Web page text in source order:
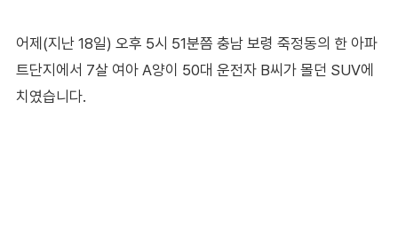
어제(지난 18일) 오후 5시 51분쯤 충남 보령 죽정동의 한 아파
트단지에서 7살 여아 A양이 50대 운전자 B씨가 몰던 SUV에
치였습니다.